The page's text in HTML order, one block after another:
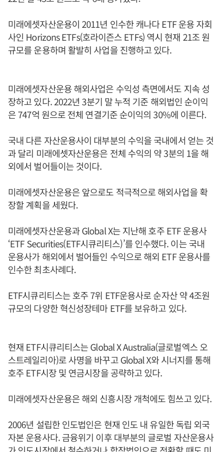
미래에셋자산운용이 2011년 인수한 캐나다 ETF 운용 자회
사인 Horizons ETFs(호라이즌스 ETFs) 역시 현재 21조 원
규모를 운용하며 활발히 사업을 진행하고 있다.
미래에셋자산운용 해외사업은 수익성 측면에서도 지속 성
장하고 있다. 2022년 3분기 말 누적 기준 해외법인 순이익
은 747억 원으로 전체 연결기준 순이익의 30%에 이른다.
국내 다른 자산운용사이 대부분의 수익을 국내에서 얻는 것
과 달리 미래에셋자산운용은 전체 수익의 약 3분의 1을 해
외에서 벌어들이는 것이다.
미래에셋자산운용은 앞으로도 적극적으로 해외사업을 확
장할 계획을 세웠다.
미래에셋자산운용과 Global X는 지난해 호주 ETF 운용사
‘ETF Securities(ETF시큐리티스)’를 인수했다. 이는 국내
운용사가 해외에서 벌어들인 수익으로 해외 ETF 운용사를
인수한 최초사례다.
ETF시큐리티스는 호주 7위 ETF운용사로 순자산 약 4조원
규모의 다양한 혁신성장테마 ETF를 보유하고 있다.
현재 ETF시큐리티스는 Global X Australia(글로벌엑스 오
스트레일리아)로 사명을 바꾸고 Global X와 시너지를 통해
호주 ETF시장 및 연금시장을 공략하고 있다.
미래에셋자산운용은 해외 신흥시장 개척에도 힘쓰고 있다.
2006년 설립한 인도법인은 현재 인도 내 유일한 독립 외국
자본 운용사다. 금융위기 이후 대부분의 글로벌 자산운용사